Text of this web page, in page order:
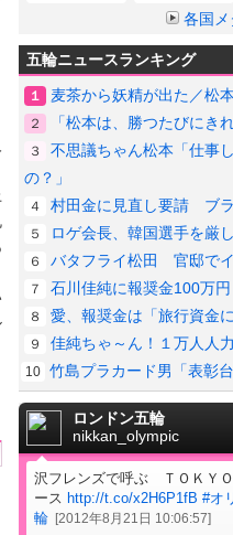
各国
五輪ニュースランキング
１ 麦茶から妖精が出た／松
２ 「松本は、勝つたびにき
３
不思議ちゃん松本「仕事
の？」
４ 村田金に見直し要請 ブ
５ ロゲ会長、韓国選手を厳
６ バタフライ松田 官邸で
７ 石川佳純に報奨金100万
８ 愛、報奨金は「旅行資金に
９ 佳純ちゃ～ん！１万人人
10 竹島プラカード男「表彰
ロンドン五輪
nikkan_olympic
沢フレンズで呼ぶ ＴＯＫＹ
ース http://t.co/x2H6P1fB #オ
輪 [2012年8月21日 10:06:57]